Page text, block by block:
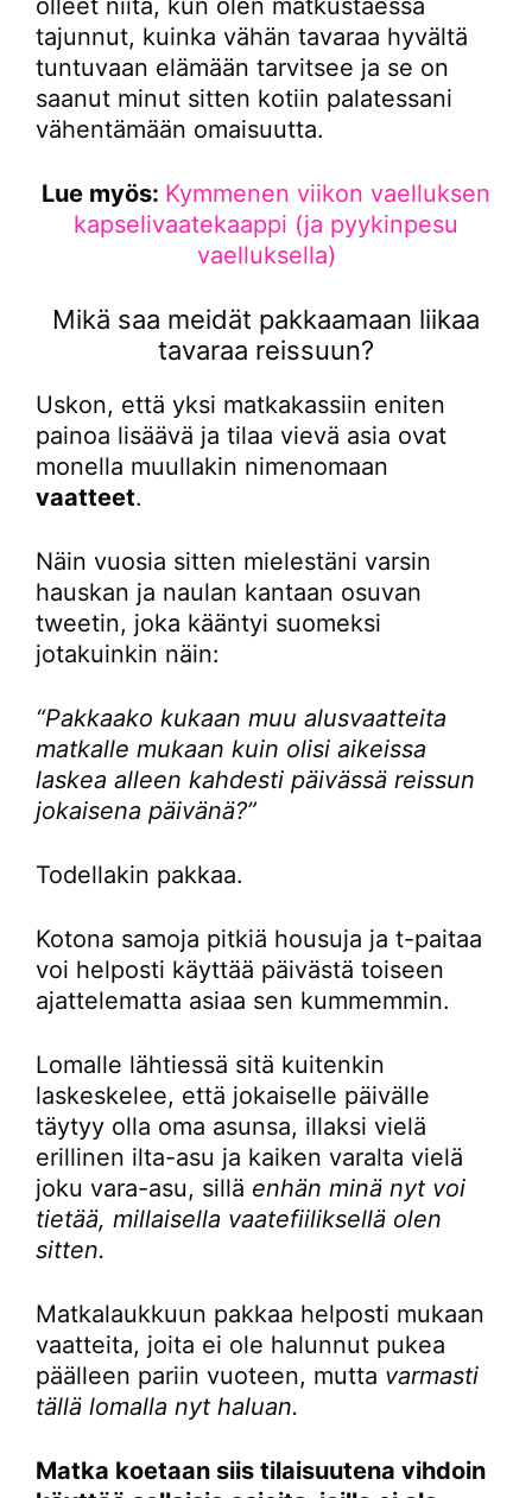
olleet niitä, kun olen matkustaessa
tajunnut, kuinka vähän tavaraa hyvältä
tuntuvaan elämään tarvitsee ja se on
saanut minut sitten kotiin palatessani
vähentämään omaisuutta.
Lue myös: Kymmenen viikon vaelluksen
kapselivaatekaappi (ja pyykinpesu
vaelluksella)
Mikä saa meidät pakkaamaan liikaa
tavaraa reissuun?
Uskon, että yksi matkakassiin eniten
painoa lisäävä ja tilaa vievä asia ovat
monella muullakin nimenomaan
vaatteet.
Näin vuosia sitten mielestäni varsin
hauskan ja naulan kantaan osuvan
tweetin, joka kääntyi suomeksi
jotakuinkin näin:
“Pakkaako kukaan muu alusvaatteita
matkalle mukaan kuin olisi aikeissa
laskea alleen kahdesti päivässä reissun
jokaisena päivänä?”
Todellakin pakkaa.
Kotona samoja pitkiä housuja ja t-paitaa
voi helposti käyttää päivästä toiseen
ajattelematta asiaa sen kummemmin.
Lomalle lähtiessä sitä kuitenkin
laskeskelee, että jokaiselle päivälle
täytyy olla oma asunsa, illaksi vielä
erillinen ilta-asu ja kaiken varalta vielä
joku vara-asu, sillä enhän minä nyt voi
tietää, millaisella vaatefiiliksellä olen
sitten.
Matkalaukkuun pakkaa helposti mukaan
vaatteita, joita ei ole halunnut pukea
päälleen pariin vuoteen, mutta varmasti
tällä lomalla nyt haluan.
Matka koetaan siis tilaisuutena vihdoin